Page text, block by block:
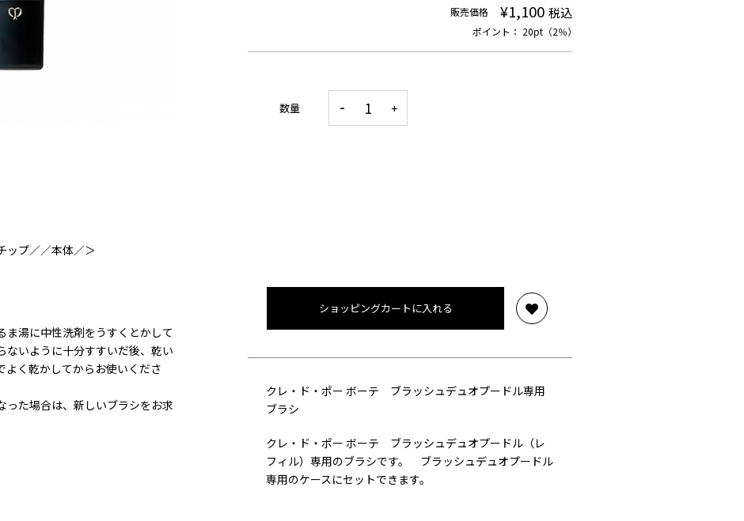
ップ／／本体／＞
販売価格 ¥1,100 税込
ポイント： 20pt（2％）
数量
湯に中性洗剤をうすくとかして
ないように十分すすいだ後、乾い
よく乾かしてからお使いくださ
た場合は、新しいブラシをお求
ショッピングカートに入れる
クレ・ド・ポー ボーテ ブラッシュデュオプードル専用
ブラシ
クレ・ド・ポー ボーテ ブラッシュデュオプードル（レ
フィル）専用のブラシです。 ブラッシュデュオプードル
専用のケースにセットできます。